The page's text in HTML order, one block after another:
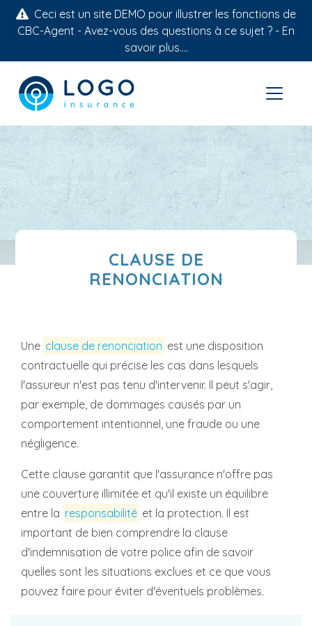
Ceci est un site DEMO pour illustrer les fonctions de
CBC-Agent - Avez-vous des questions à ce sujet ? - En
savoir plus....
CLAUSE DE
RENONCIATION
Une clause de renonciation est une disposition
contractuelle qui précise les cas dans lesquels
l'assureur n'est pas tenu d'intervenir. Il peut s'agir,
par exemple, de dommages causés par un
comportement intentionnel, une fraude ou une
négligence.
Cette clause garantit que l'assurance n'offre pas
une couverture illimitée et qu'il existe un équilibre
entre la responsabilité et la protection. Il est
important de bien comprendre la clause
d'indemnisation de votre police afin de savoir
quelles sont les situations exclues et ce que vous
pouvez faire pour éviter d'éventuels problèmes.